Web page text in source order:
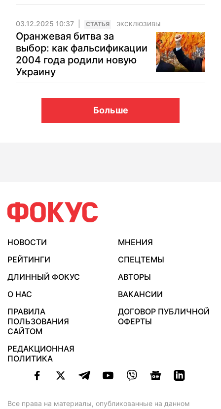
03.12.2025 10:37 CТАТЬЯ ЭКСКЛЮЗИВЫ
Оранжевая битва за
выбор: как фальсификации
2004 года родили новую
Украину
Больше
НОВОСТИ
МНЕНИЯ
РЕЙТИНГИ
СПЕЦТЕМЫ
ДЛИННЫЙ ФОКУС
АВТОРЫ
О НАС
ВАКАНСИИ
ПРАВИЛА
ПОЛЬЗОВАНИЯ
САЙТОМ
ДОГОВОР ПУБЛИЧНОЙ
ОФЕРТЫ
РЕДАКЦИОННАЯ
ПОЛИТИКА
Все права на материалы, опубликованные на данном